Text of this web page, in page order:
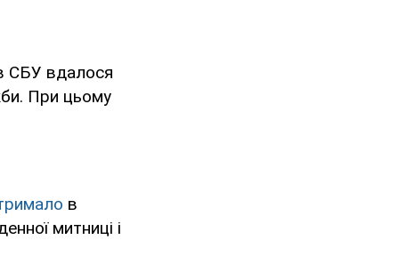
СБУ вдалося
При цьому
в
митниці і